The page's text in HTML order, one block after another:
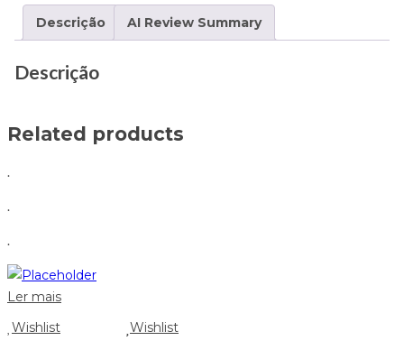
Descrição AI Review Summary
Descrição
Related products
.
.
.
Ler mais
Wishlist
Wishlist